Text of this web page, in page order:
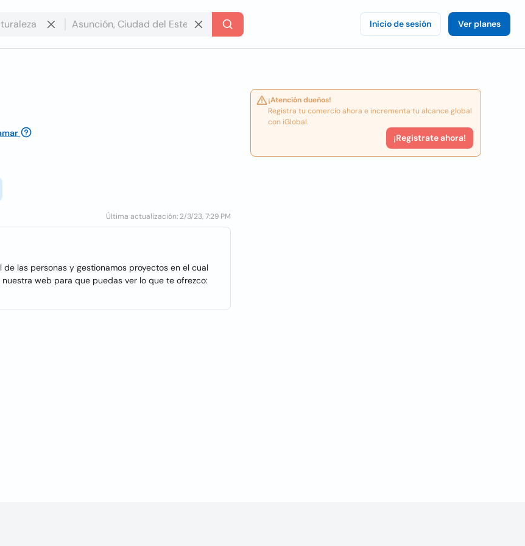
Inicio de sesión Ver planes
Última actualización: 2/3/23, 7:29 PM
las personas y gestionamos proyectos en el cual
web para que puedas ver lo que te ofrezco:
¡Atención dueños!
Registra tu comercio ahora e incrementa tu alcance global
con iGlobal.
¡Registrate ahora!